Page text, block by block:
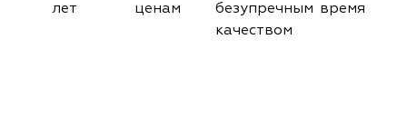
лет
ценам
безупречным
качеством
время